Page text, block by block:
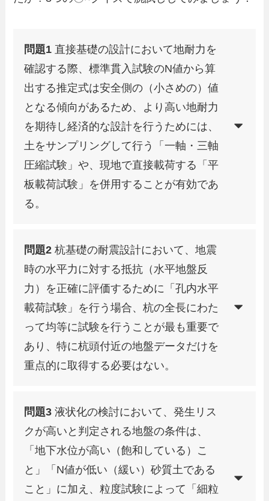
問題1 直接基礎の設計において地耐力を
確認する際、標準貫入試験のN値から算
出する推定式は安全側の（小さめの）値
となる傾向があるため、より高い地耐力
を期待し経済的な設計を行うためには、
土をサンプリングして行う「一軸・三軸
圧縮試験」や、現地で直接載荷する「平
板載荷試験」を併用することが有効であ
る。
問題2 杭基礎の耐震設計において、地震
時の水平力に対する抵抗（水平地盤反
力）を正確に評価するために「孔内水平
載荷試験」を行う場合、杭の全長にわた
って均等に試験を行うことが最も重要で
あり、特に杭頭付近の地盤データだけを
重点的に取得する必要はない。
問題3 液状化の検討において、発生リス
クが高いと判定される地盤の条件は、
「地下水位が高い（飽和している）こ
と」「N値が低い（緩い）砂質土である
こと」に加え、粒度試験によって「細粒